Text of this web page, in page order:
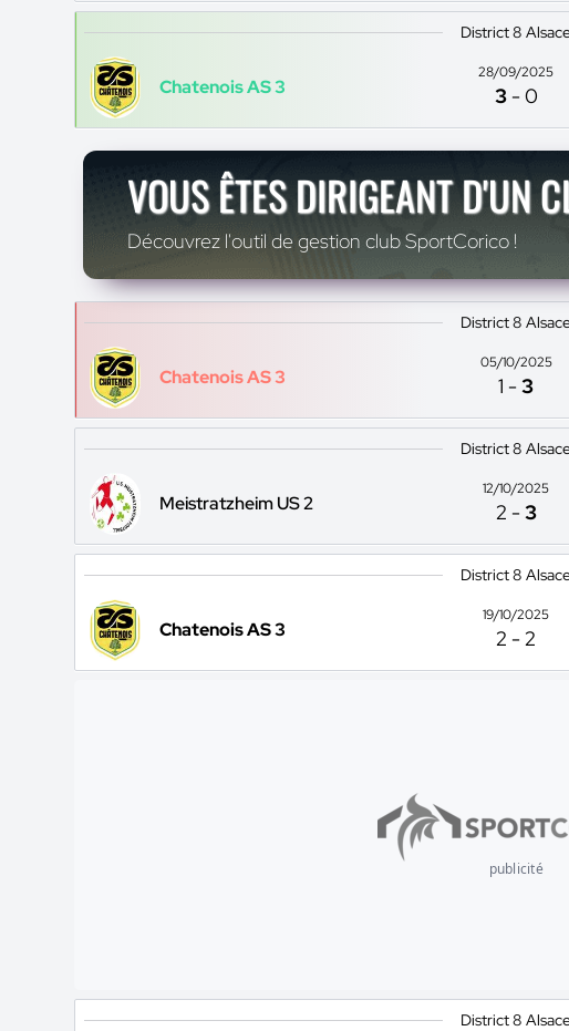
District 8
Chatenois AS 3
28/09/2025
3 -0
VOUS ÊTES DIRIGEANT D'UN
Découvrez l'outil de gestion club SportCorico !
District 8
Chatenois AS 3
05/10/2025
1 -3
District 8
Meistratzheim US 2
12/10/2025
2 -3
District 8
Chatenois AS 3
19/10/2025
2 -2
publicité
District 8